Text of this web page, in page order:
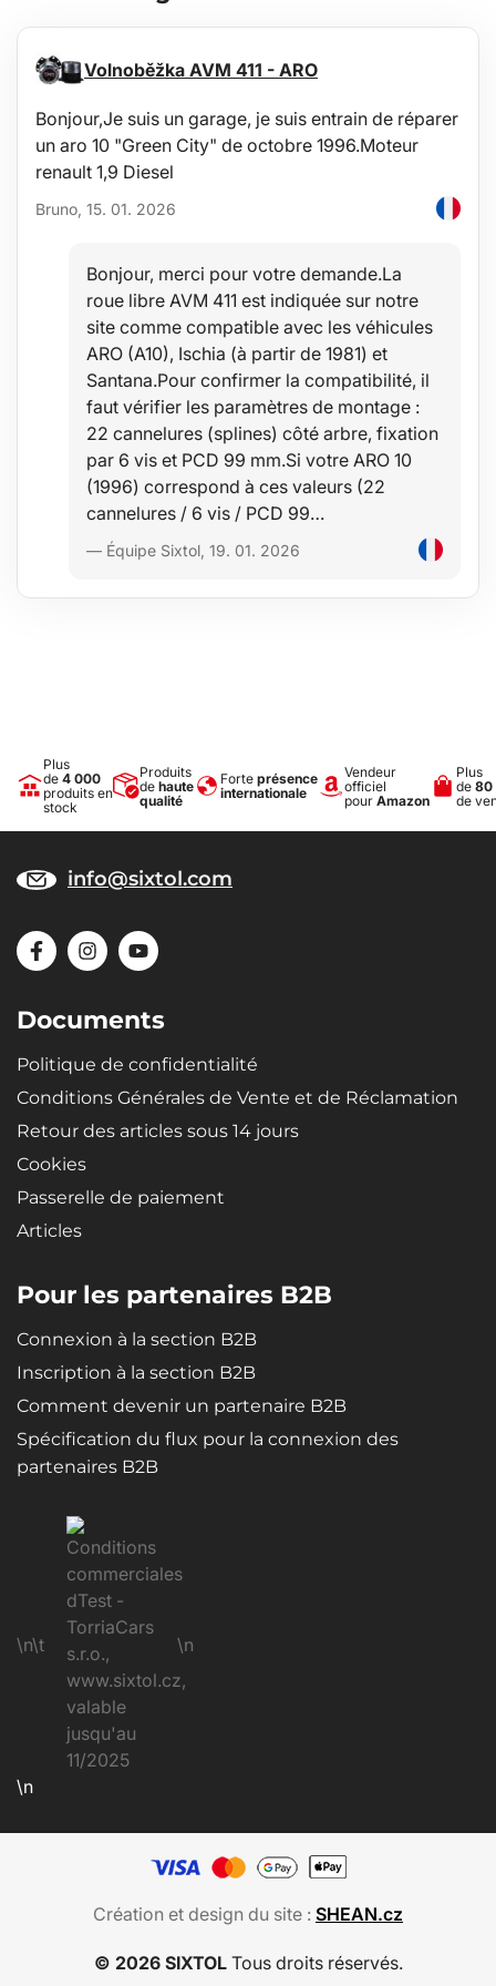
Dimensions de l'emballage : 28 x 9 x 5,5 cm
Poids : 1,55 kg
Volnoběžka AVM 411 - ARO
Bonjour,Je suis un garage, je suis entrain de réparer
un aro 10 "Green City" de octobre 1996.Moteur
renault 1,9 Diesel
Bruno, 15. 01. 2026
Bonjour, merci pour votre demande.La
roue libre AVM 411 est indiquée sur notre
site comme compatible avec les véhicules
ARO (A10), Ischia (à partir de 1981) et
Santana.Pour confirmer la compatibilité, il
faut vérifier les paramètres de montage :
22 cannelures (splines) côté arbre, fixation
par 6 vis et PCD 99 mm.Si votre ARO 10
(1996) correspond à ces valeurs (22
cannelures / 6 vis / PCD 99…
— Équipe Sixtol, 19. 01. 2026
Plus
de 4 000
produits en
stock
Produits
de haute
qualité
Forte présence
internationale
Vendeur
officiel
pour Amazon
Plus
de 80
de
info@sixtol.com
Documents
Politique de confidentialité
Conditions Générales de Vente et de Réclamation
Retour des articles sous 14 jours
Cookies
Passerelle de paiement
Articles
Pour les partenaires B2B
Connexion à la section B2B
Inscription à la section B2B
Comment devenir un partenaire B2B
Spécification du flux pour la connexion des
partenaires B2B
\n\t \n
\n
Création et design du site : SHEAN.cz
© 2026 SIXTOLTous droits réservés.